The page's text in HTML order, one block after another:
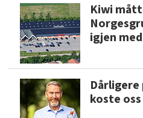
Kiwi
igjen
koste